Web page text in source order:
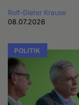
Rolf-Dieter Krause
08.07.2026
POLITIK